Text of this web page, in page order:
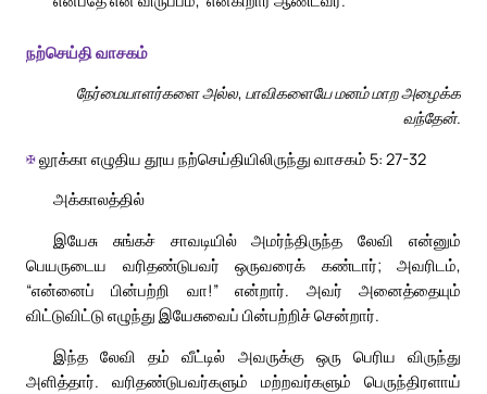
நற்செய்தி வாசகம்
நேர்மையாளர்களை அல்ல, பாவிகளையே மனம் மாற அழைக்க
வந்தேன்.
✠லூக்கா எழுதிய தூய நற்செய்தியிலிருந்து வாசகம் 5: 27-32
அக்காலத்தில்
இயேசு சுங்கச் சாவடியில் அமர்ந்திருந்த லேவி என்னும்
பெயருடைய வரிதண்டுபவர் ஒருவரைக் கண்டார்; அவரிடம்,
“என்னைப் பின்பற்றி வா!” என்றார். அவர் அனைத்தையும்
விட்டுவிட்டு எழுந்து இயேசுவைப் பின்பற்றிச் சென்றார்.
இந்த லேவி தம் வீட்டில் அவருக்கு ஒரு பெரிய விருந்து
அளித்தார். வரிதண்டுபவர்களும் மற்றவர்களும் பெருந்திரளாய்